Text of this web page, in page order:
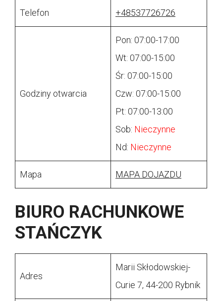
Telefon +48537726726
Godziny otwarcia
Pon: 07:00-17:00
Wt: 07:00-15:00
Śr: 07:00-15:00
Czw: 07:00-15:00
Pt: 07:00-13:00
Sob: Nieczynne
Nd: Nieczynne
Mapa MAPA DOJAZDU
BIURO RACHUNKOWE
STAŃCZYK
Adres
Marii Skłodowskiej-
Curie 7, 44-200 Rybnik